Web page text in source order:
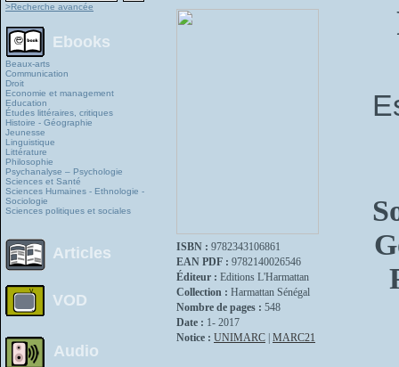
>Recherche avancée
Ebooks
Beaux-arts
Communication
Droit
Economie et management
Education
Études littéraires, critiques
Histoire - Géographie
Jeunesse
Linguistique
Littérature
Philosophie
Psychanalyse – Psychologie
Sciences et Santé
Sciences Humaines - Ethnologie -
Sociologie
Sciences politiques et sociales
Articles
VOD
Audio
ISBN : 9782343106861
EAN PDF : 9782140026546
Éditeur : Editions L'Harmattan
Collection : Harmattan Sénégal
Nombre de pages : 548
Date : 1- 2017
Notice : UNIMARC MARC21